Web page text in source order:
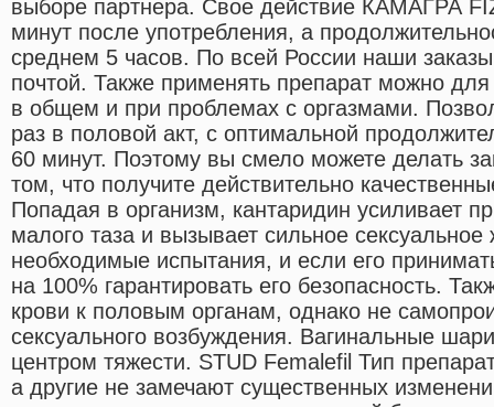
выборе партнера. Свое действие КАМАГРА
минут после употребления, а
среднем 5 часов. По всей России наши
почтой. Также применять препарат можно
в общем и при проблемах с оргазмами.
раз в половой акт, с оптимальной
60 минут. Поэтому вы смело можете делать
том, что получите действительно
Попадая в организм, кантаридин усиливает
малого таза и вызывает сильное
необходимые испытания, и если его
на 100% гарантировать его безопасность.
крови к половым органам, однако не
сексуального возбуждения. Вагинальные
центром тяжести. STUD Femalefil Тип
а другие не замечают существенных